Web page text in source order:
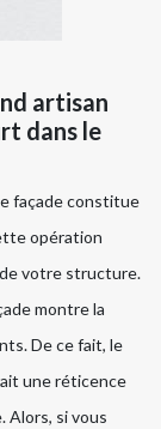
artisan
dans le
façade constitue
opération
votre structure.
montre la
De ce fait, le
une réticence
Alors, si vous